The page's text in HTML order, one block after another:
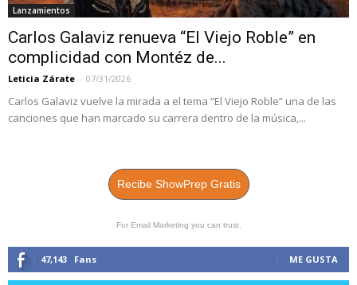
Lanzamientos
Carlos Galaviz renueva “El Viejo Roble” en
complicidad con Montéz de...
Leticia Zárate - 07/31/2026
Carlos Galaviz vuelve la mirada a el tema “El Viejo Roble” una de las
canciones que han marcado su carrera dentro de la música,...
Recibe ShowPrep Gratis
For Email Marketing you can trust.
47,143 Fans ME GUSTA